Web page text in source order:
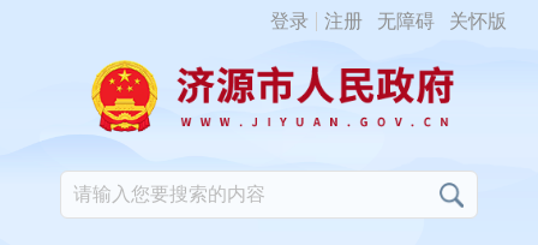
登录 注册 无障碍 关怀版